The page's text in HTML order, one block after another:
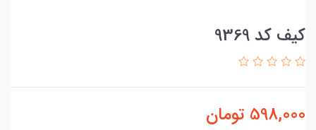
کیف کد 9369
598,000 تومان